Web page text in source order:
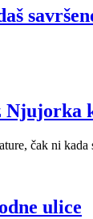
Njujorka
čak ni
ulice